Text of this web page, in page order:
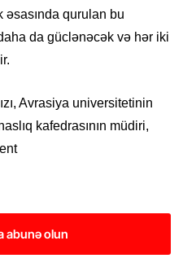
qurulan bu
da güclənəcək və hər iki
Avrasiya universitetinin
kafedrasının müdiri,
abunə olun